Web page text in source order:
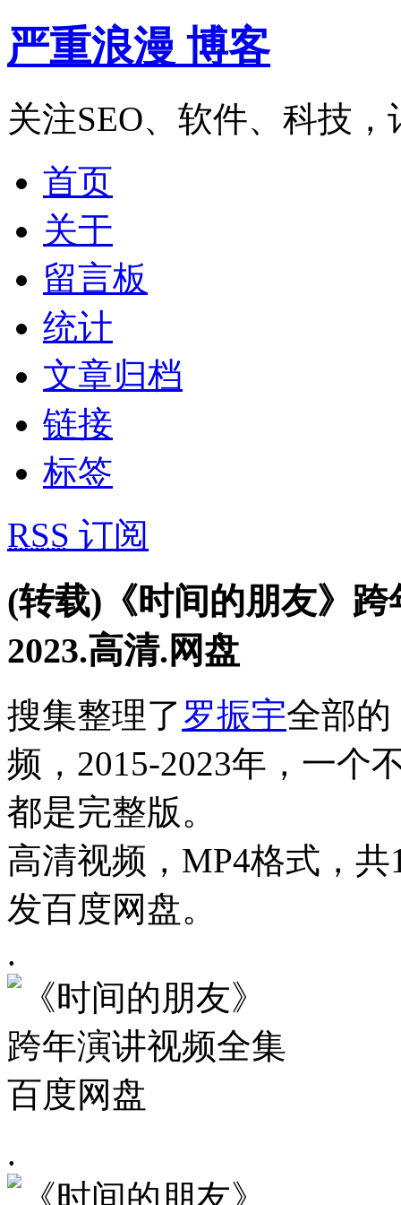
严重浪漫 博客
关注SEO、软件、科技
首页
关于
留言板
统计
文章归档
链接
标签
RSS 订阅
(转载)《时间的朋友》跨
2023.高清.网盘
搜集整理了 罗振宇全部
频，2015-2023年，一个
都是完整版。
高清视频，MP4格式，共
发百度网盘。
.
.